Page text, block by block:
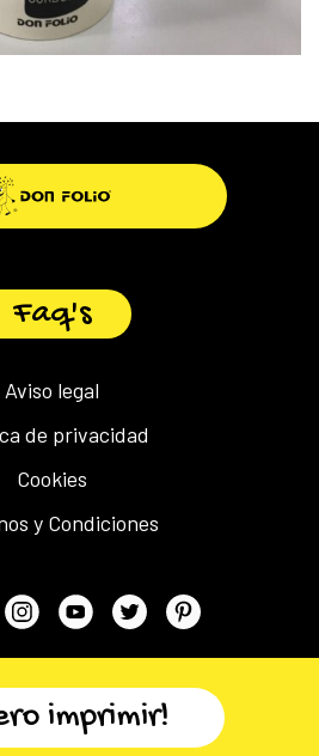
Faq's
Aviso legal
de privacidad
Cookies
y Condiciones
imprimir!